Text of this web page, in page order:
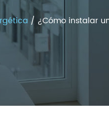
/ ¿Cómo instalar